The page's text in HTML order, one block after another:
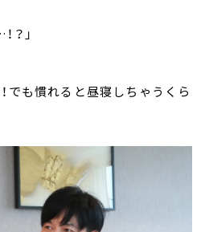
？」
でも慣れると昼寝しちゃうくら